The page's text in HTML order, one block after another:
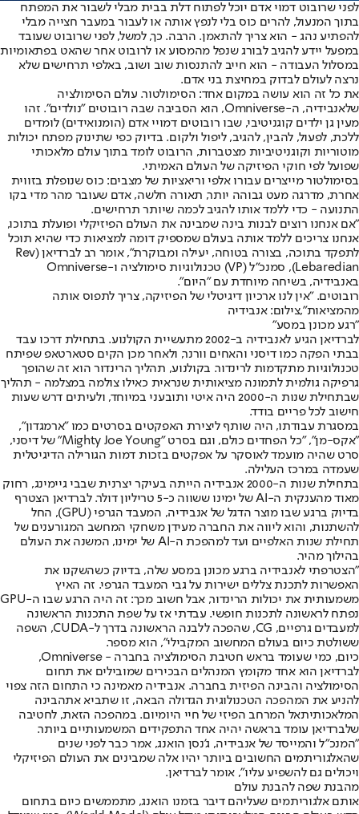
לפני שרובוט דמוי אדם יוכל לפתוח דלת בבית מבלי לשבור את המפתח
בתוך המנעול, להרים כוס בלי לנפץ אותה או לעבור במעבר חצייה מבלי
להפתיע נהג - הוא צריך להתאמן. הרבה. כך, למשל, לפני שרובוט שעובד
במפעל יידע להגיב לבורג שנפל מהמסוע או לרובוט אחר שהאט בפתאומיות
במסלול העבודה - הוא חייב להתנסות שוב ושוב, באלפי תרחישים שלא
נרצה לעולם לבדוק במחיצת בני אדם.
את כל זה הוא עושה במקום אחד: הסימולטור. עולם הסימולציה
שלאנבידיה
, ה-Omniverse, הוא הסביבה שבה רובוטים "נולדים". זהו
מעין גן ילדים קוגניטיבי, שבו רובוטים דמויי אדם (הומנואידים) לומדים
ללכת, לפעול, להבין, להגיב, ליפול ולקום. בדיוק כפי שתינוק מפתח יכולות
מוטוריות וקוגניטיביות מצטברות, הרובוט לומד בתוך עולם מלאכותי
שפועל לפי חוקי הפיזיקה של העולם האמיתי.
בסימולטור מייצרים עבורו אלפי וריאציות של מצבים: כוס שנופלת בזווית
אחרת, מדרגה מעט גבוהה יותר, תאורה חלשה, אדם שעובר מהר מדי בקו
התנועה - כדי ללמד אותו להגיב לכמה שיותר תרחישים.
"אם אנחנו רוצים לבנות בינה שמבינה את העולם הפיזיקלי ופועלת בתוכו,
אנחנו צריכים ללמד אותה בעולם שמספיק דומה למציאות כדי שהיא תוכל
לתפקד בתוכה, בצורה בטוחה, יעילה ומבוקרת", אומר רב לברדיאן (Rev
Lebaredian), סמנכ"ל (VP) טכנולוגיות סימולציה ו-Omniverse
באנבידיה, בשיחה מיוחדת עם "היום".
רובוטים. "אין לנו ארכיון דיגיטלי של הפיזיקה, צריך לתפוס אותה
מהמציאות",צילום: אנבידיה
"רגע מכונן במסע"
לברדיאן הגיע לאנבידיה ב-2002 מתעשיית הקולנוע. בתחילת דרכו עבד
בבתי הפקה כמו דיסני והאחים וורנר, ולאחר מכן הקים סטארטאפ שפיתח
טכנולוגיות מתקדמות לרינדור. בקולנוע, תהליך הרינדור הוא זה שהופך
גרפיקה גולמית לתמונה מציאותית שנראית כאילו צולמה במצלמה - תהליך
שבתחילת שנות ה-2000 היה איטי ותובעני במיוחד, ולעיתים דרש שעות
חישוב לכל פריים בודד.
במסגרת עבודתו, היה שותף ליצירת האפקטים בסרטים כמו "ארמגדון",
"אקס-מן", "כל הפחדים כולם, וגם בסרט "Mighty Joe Young" של דיסני,
סרט שהיה מועמד לאוסקר על אפקטים בזכות דמות הגורילה הדיגיטלית
שעמדה במרכז העלילה.
בתחילת שנות ה-2000 אנבידיה הייתה בעיקר יצרנית שבבי גיימינג, רחוק
מאוד מהענקית ה-AI של ימינו ששווה כ-5 טריליון דולר. לברדיאן הצטרף
בדיוק ברגע שבו מוצר הדגל של אנבידיה, המעבד הגרפי (GPU), החל
להשתנות, והוא ליווה את החברה מעידן משחקי המחשב המגורענים של
תחילת שנות האלפיים ועד למהפכת ה-AI של ימינו, המשנה את העולם
בהילוך מהיר.
"הצטרפתי לאנבידיה ברגע מכונן במסע שלה, בדיוק כשהשקנו את
האפשרות לתכנת צללים ישירות על גבי המעבד הגרפי. זה האיץ
משמעותית את יכולות הרינדור, אבל חשוב מכך: זה היה הרגע שבו ה-GPU
נפתח לראשונה לתכנות חופשי. עבדתי אז על שפת התכנות הראשונה
למעבדים גרפיים, CG, שהפכה ללבנה הראשונה בדרך ל-CUDA, השפה
ששולטת כיום בעולם המחשוב המקבילי", הוא מספר.
כיום, כמי שעומד בראש חטיבת הסימולציה בחברה - Omniverse,
לברדיאן הוא אחד מקומץ המנהלים הבכירים שמובילים את תחום
הסימולציה והבינה הפיזית בחברה. אנבידיה מאמינה כי התחום הזה צפוי
להניע את המהפכה הטכנולוגית הגדולה הבאה, זו שתביא אתהבינה
המלאכותיתאל המרחב הפיזי של חיי היומיום. במהפכה הזאת, לחטיבה
שלברדיאן עומד בראשה יהיה אחד התפקידים המשמעותיים ביותר.
"המנכ"ל והמייסד של אנבידיה, ג’נסן הואנג, אמר כבר לפני שנים
שהאלגוריתמים החשובים ביותר יהיו אלה שמבינים את העולם הפיזיקלי
ויכולים גם להשפיע עליו", אומר לברדיאן.
מהבנת שפה להבנת עולם
אותם אלגוריתמים שעליהם דיבר בזמנו הואנג, מתממשים כיום בתחום